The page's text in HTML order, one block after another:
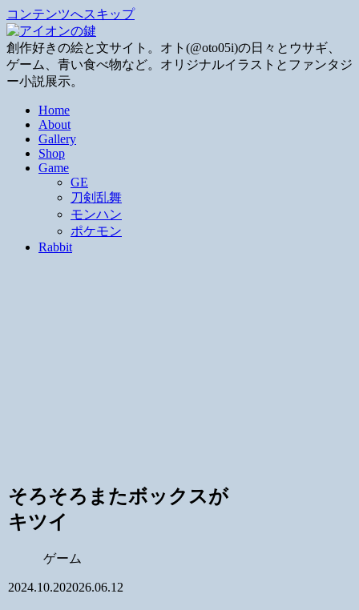
コンテンツへスキップ
創作好きの絵と文サイト。オト(@oto05i)の日々とウサギ、
ゲーム、青い食べ物など。オリジナルイラストとファンタジ
ー小説展示。
Home
About
Gallery
Shop
Game
GE
刀剣乱舞
モンハン
ポケモン
Rabbit
そろそろまたボックスが
キツイ
ゲーム
2024.10.202026.06.12